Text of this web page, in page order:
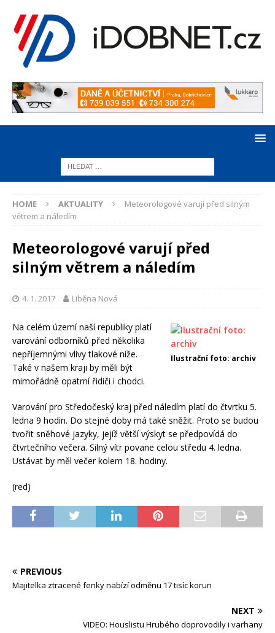
HOME AKTUALITY
Meteorologové varují před silným
větrem a náledím
Meteorologové varují před
silným větrem a náledím
4. 1. 2017 Liběna Nová
Ilustrační foto: archiv
Na celém území naší republiky platí
varování odborníků před několika
nepříjemnými vlivy tlakové níže.
Také v našem kraji by měli být
mimořádně opatrní řidiči i chodci.
Varování pro Středočeský kraj před náledím platí do čtvrtku 5.
ledna 9 hodin. Do stejné doby má také sněžit. Proto se budou
tvořit sněhové jazyky, jejíž větší výskyt se předpovídá do
čtvrtečního večera. Silný vítr povane celou středu 4. ledna.
Ustávat by měl večer kolem 18. hodiny.
(red)
PREVIOUS
Majitelka ztracené fenky nabízí odměnu 17 tisíc korun
NEXT
VIDEO: Houslistu Hrubého doprovodily i varhany